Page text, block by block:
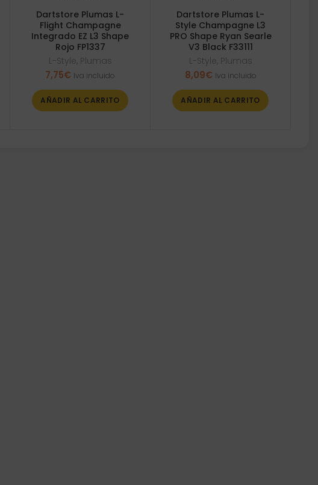
Dartstore Plumas L-
Flight Champagne
Integrado EZ L3 Shape
Rojo FP1337
L-Style, Plumas
7,75€ Iva incluido
AÑADIR AL CARRITO
Dartstore Plumas L-
Style Champagne L3
PRO Shape Ryan Searle
V3 Black F33111
L-Style, Plumas
8,09€ Iva incluido
AÑADIR AL CARRITO